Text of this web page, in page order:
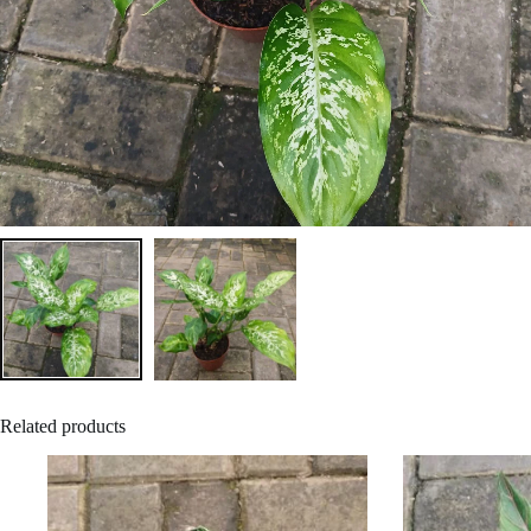
Related products